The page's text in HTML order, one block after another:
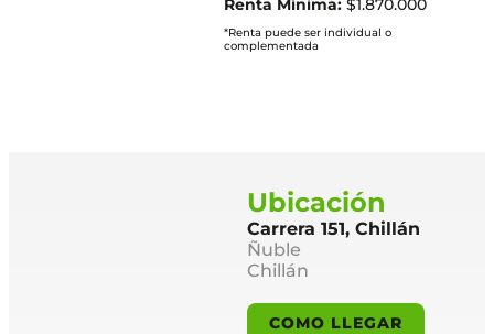
*Renta puede ser individual o
complementada
Ubicación
Carrera 151, Chillán
Ñuble
Chillán
COMO LLEGAR